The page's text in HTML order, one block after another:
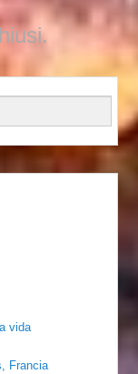
vida
Francia